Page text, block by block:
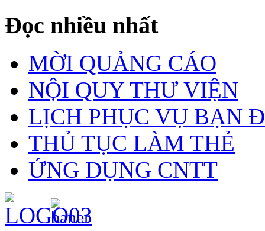
Đọc nhiều nhất
MỜI QUẢNG CÁO
NỘI QUY THƯ VIỆN
LỊCH PHỤC VỤ BẠN
THỦ TỤC LÀM THẺ
ỨNG DỤNG CNTT